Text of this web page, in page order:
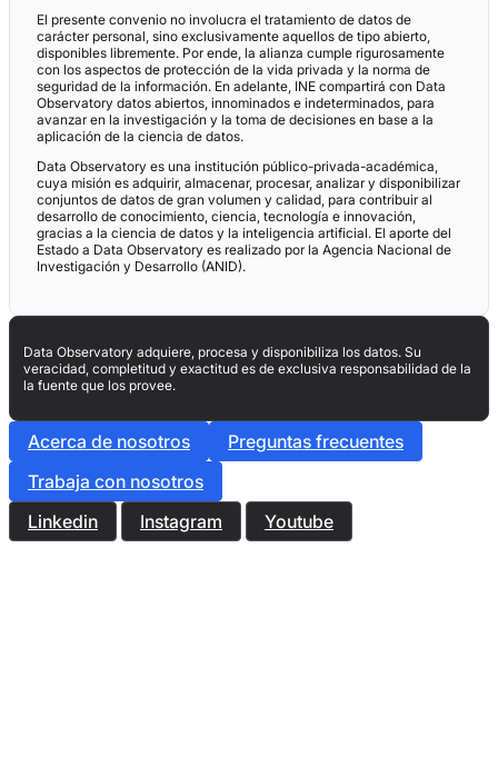
El presente convenio no involucra el tratamiento de datos de
carácter personal, sino exclusivamente aquellos de tipo abierto,
disponibles libremente. Por ende, la alianza cumple rigurosamente
con los aspectos de protección de la vida privada y la norma de
seguridad de la información. En adelante, INE compartirá con Data
Observatory datos abiertos, innominados e indeterminados, para
avanzar en la investigación y la toma de decisiones en base a la
aplicación de la ciencia de datos.
Data Observatory es una institución público-privada-académica,
cuya misión es adquirir, almacenar, procesar, analizar y disponibilizar
conjuntos de datos de gran volumen y calidad, para contribuir al
desarrollo de conocimiento, ciencia, tecnología e innovación,
gracias a la ciencia de datos y la inteligencia artificial. El aporte del
Estado a Data Observatory es realizado por la Agencia Nacional de
Investigación y Desarrollo (ANID).
Data Observatory adquiere, procesa y disponibiliza los datos. Su
veracidad, completitud y exactitud es de exclusiva responsabilidad de la
la fuente que los provee.
Acerca de nosotros
Preguntas frecuentes
Trabaja con nosotros
Linkedin
Instagram Youtube